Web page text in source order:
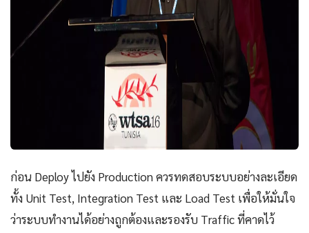
ก่อน Deploy ไปยัง Production ควรทดสอบระบบอย่างละเอียด
ทั้ง Unit Test, Integration Test และ Load Test เพื่อให้มั่นใจ
ว่าระบบทำงานได้อย่างถูกต้องและรองรับ Traffic ที่คาดไว้